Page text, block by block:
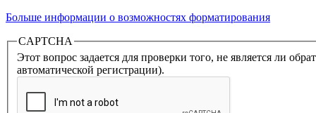
Больше информации о возможностях форматирования
CAPTCHA
Этот вопрос задается для проверки того, не является ли
автоматической регистрации).